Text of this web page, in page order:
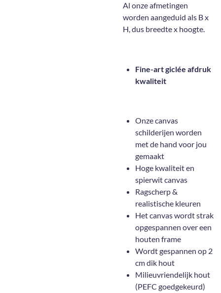
Al onze afmetingen
worden aangeduid als B x
H, dus breedte x hoogte.
Fine-art giclée afdruk
kwaliteit
Onze canvas
schilderijen worden
met de hand voor jou
gemaakt
Hoge kwaliteit en
spierwit canvas
Ragscherp &
realistische kleuren
Het canvas wordt strak
opgespannen over een
houten frame
Wordt gespannen op 2
cm dik hout
Milieuvriendelijk hout
(PEFC goedgekeurd)